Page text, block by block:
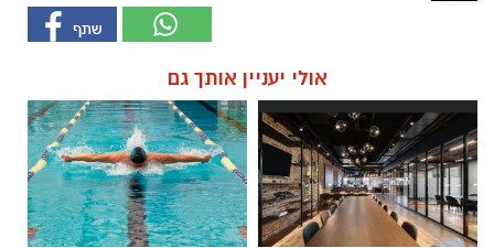
אולי יעניין אותך גם